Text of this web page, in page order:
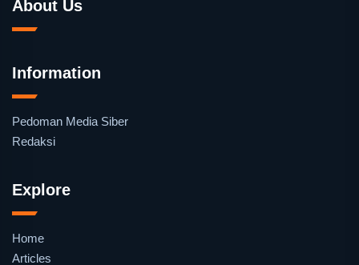
About Us
Information
Pedoman Media Siber
Redaksi
Explore
Home
Articles